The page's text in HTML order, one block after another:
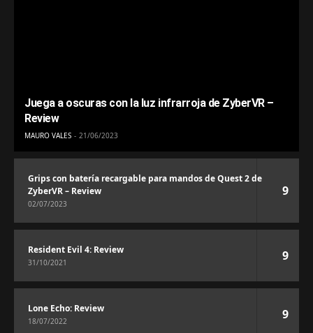
Juega a oscuras con la luz infrarroja de ZyberVR –
Review
MAURO VALES 21/06/2023
Grips con batería recargable para mandos de Quest 2 de
ZyberVR – Review
02/07/2023
9
Resident Evil 4: Review
31/10/2021 9
Lone Echo: Review
18/07/2022 9